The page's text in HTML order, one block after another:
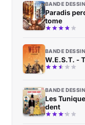
BANDE
Paradis
tome
BANDE
W.E.S.T. -
BANDE
Les
dent